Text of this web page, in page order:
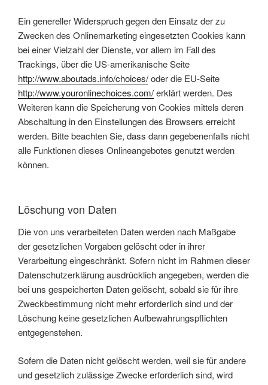
Ein genereller Widerspruch gegen den Einsatz der zu
Zwecken des Onlinemarketing eingesetzten Cookies kann
bei einer Vielzahl der Dienste, vor allem im Fall des
Trackings, über die US-amerikanische Seite
http://www.aboutads.info/choices/oder die EU-Seite
http://www.youronlinechoices.com/erklärt werden. Des
Weiteren kann die Speicherung von Cookies mittels deren
Abschaltung in den Einstellungen des Browsers erreicht
werden. Bitte beachten Sie, dass dann gegebenenfalls nicht
alle Funktionen dieses Onlineangebotes genutzt werden
können.
Löschung von Daten
Die von uns verarbeiteten Daten werden nach Maßgabe
der gesetzlichen Vorgaben gelöscht oder in ihrer
Verarbeitung eingeschränkt. Sofern nicht im Rahmen dieser
Datenschutzerklärung ausdrücklich angegeben, werden die
bei uns gespeicherten Daten gelöscht, sobald sie für ihre
Zweckbestimmung nicht mehr erforderlich sind und der
Löschung keine gesetzlichen Aufbewahrungspflichten
entgegenstehen.
Sofern die Daten nicht gelöscht werden, weil sie für andere
und gesetzlich zulässige Zwecke erforderlich sind, wird